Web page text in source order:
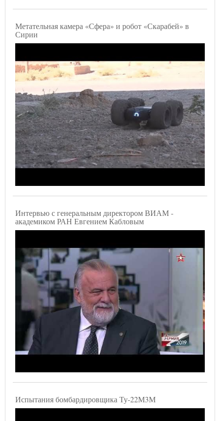
Метательная камера «Сфера» и робот «Скарабей» в
Сирии
Интервью с генеральным директором ВИАМ -
академиком РАН Евгением Кабловым
Испытания бомбардировщика Ту-22М3М